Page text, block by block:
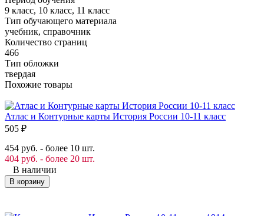
9 класс, 10 класс, 11 класс
Тип обучающего материала
учебник, справочник
Количество страниц
466
Тип обложки
твердая
Похожие товары
Атлас и Контурные карты История России 10-11 класс
505 ₽
454 руб. - более 10 шт.
404 руб. - более 20 шт.
В наличии
В корзину